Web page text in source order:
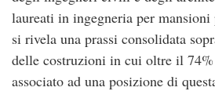
laureati in ingegneria per mansioni
si rivela una prassi consolidata
delle costruzioni in cui oltre il
associato ad una posizione di